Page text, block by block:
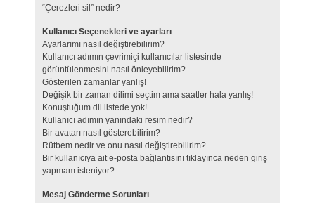
“Çerezleri sil” nedir?
Kullanıcı Seçenekleri ve ayarları
Ayarlarımı nasıl değiştirebilirim?
Kullanıcı adımın çevrimiçi kullanıcılar listesinde
görüntülenmesini nasıl önleyebilirim?
Gösterilen zamanlar yanlış!
Değişik bir zaman dilimi seçtim ama saatler hala yanlış!
Konuştuğum dil listede yok!
Kullanıcı adımın yanındaki resim nedir?
Bir avatarı nasıl gösterebilirim?
Rütbem nedir ve onu nasıl değiştirebilirim?
Bir kullanıcıya ait e-posta bağlantısını tıklayınca neden giriş
yapmam isteniyor?
Mesaj Gönderme Sorunları